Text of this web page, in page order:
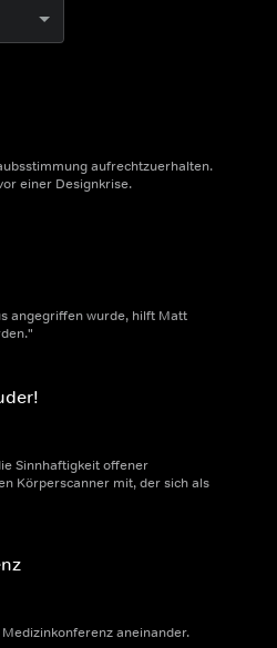
aufrechtzuerhalten.
einer Designkrise.
angegriffen wurde, hilft Matt
Sinnhaftigkeit offener
Körperscanner mit, der sich als
aneinander.